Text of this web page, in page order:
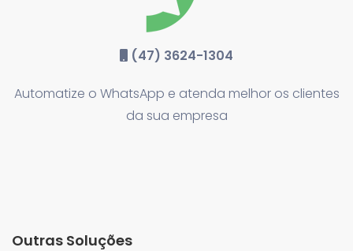
(47) 3624-1304
Automatize o WhatsApp e atenda melhor os clientes
da sua empresa
Outras Soluções